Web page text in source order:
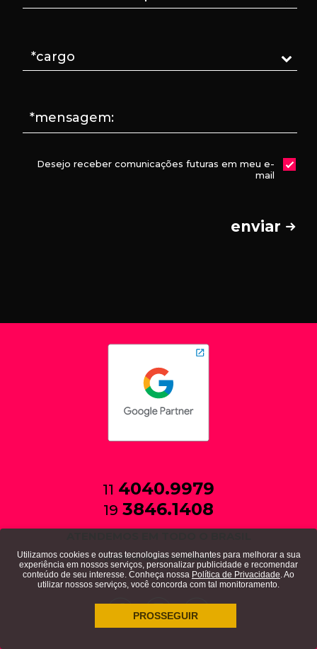
*mensagem:
Desejo receber comunicações futuras em meu e-
mail
enviar
11 4040.9979
19 3846.1408
política de privacidade
Utilizamos cookies e outras tecnologias semelhantes para melhorar a sua
experiência em nossos serviços, personalizar publicidade e recomendar
conteúdo de seu interesse. Conheça nossa Política de Privacidade. Ao
utilizar nossos serviços, você concorda com tal monitoramento.
PROSSEGUIR